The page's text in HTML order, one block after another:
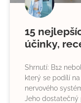
15
účinky,
Shrnutí: B12
který se podílí
nervového
Jeho dostatečný